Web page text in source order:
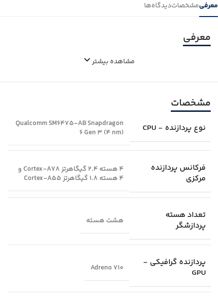
معرفیمشخصاتدیدگاه‌ها
معرفی
مشاهده بیشتر
مشخصات
نوع پردازنده - CPU
Qualcomm SM6475-AB Snapdragon
6 Gen 3 (4 nm)
فرکانس پردازنده
مرکزی
4 هسته 2.4 گیگاهرتز Cortex-A78 و
4 هسته 1.8 گیگاهرتز Cortex-A55
تعداد هسته
پردازشگر
هشت هسته
پردازنده گرافیکی -
GPU
Adreno 710